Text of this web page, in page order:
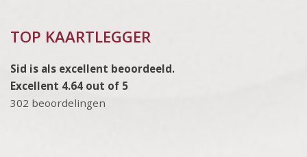
TOP KAARTLEGGER
Sid is als excellent beoordeeld.
Excellent 4.64 out of 5
302 beoordelingen